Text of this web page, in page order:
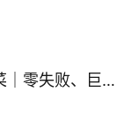
粉丝鸡蛋炒包菜｜零失败、巨下饭